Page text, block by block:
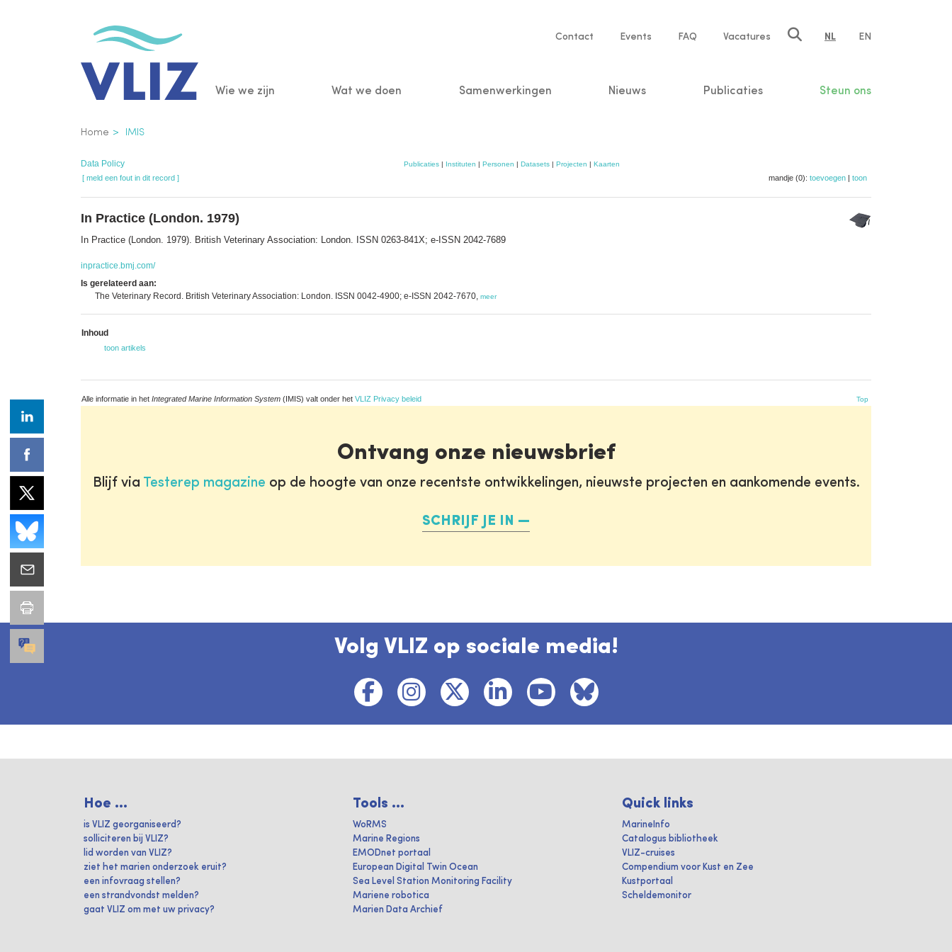
Service
Contact Events FAQ Vacatures NL EN
Main
Wie we zijn Wat we doen Samenwerkingen Nieuws Publicaties Steun ons
Kruimelpad
Home IMIS
Data Policy Publicaties| Instituten | Personen | Datasets| Projecten | Kaarten
[ meld een fout in dit record ] mandje (0): toevoegen | toon
In Practice (London. 1979)
In Practice (London. 1979). British Veterinary Association: London. ISSN 0263-841X; e-ISSN 2042-7689
inpractice.bmj.com/
Is gerelateerd aan:
The Veterinary Record. British Veterinary Association: London. ISSN 0042-4900; e-ISSN 2042-7670, meer
Inhoud
toon artikels
Alle informatie in het Integrated Marine Information System (IMIS) valt onder het VLIZ Privacy beleid Top
Ontvang onze nieuwsbrief
Blijf via Testerep magazine op de hoogte van onze recentste ontwikkelingen, nieuwste projecten en aankomende events.
SCHRIJF JE IN
Volg VLIZ op sociale media!
Hoe ...
is VLIZ georganiseerd?
solliciteren bij VLIZ?
lid worden van VLIZ?
ziet het marien onderzoek eruit?
een infovraag stellen?
een strandvondst melden?
gaat VLIZ om met uw privacy?
Tools ...
WoRMS
Marine Regions
EMODnet portaal
European Digital Twin Ocean
Sea Level Station Monitoring Facility
Mariene robotica
Marien Data Archief
Quick links
MarineInfo
Catalogus bibliotheek
VLIZ-cruises
Compendium voor Kust en Zee
Kustportaal
Scheldemonitor